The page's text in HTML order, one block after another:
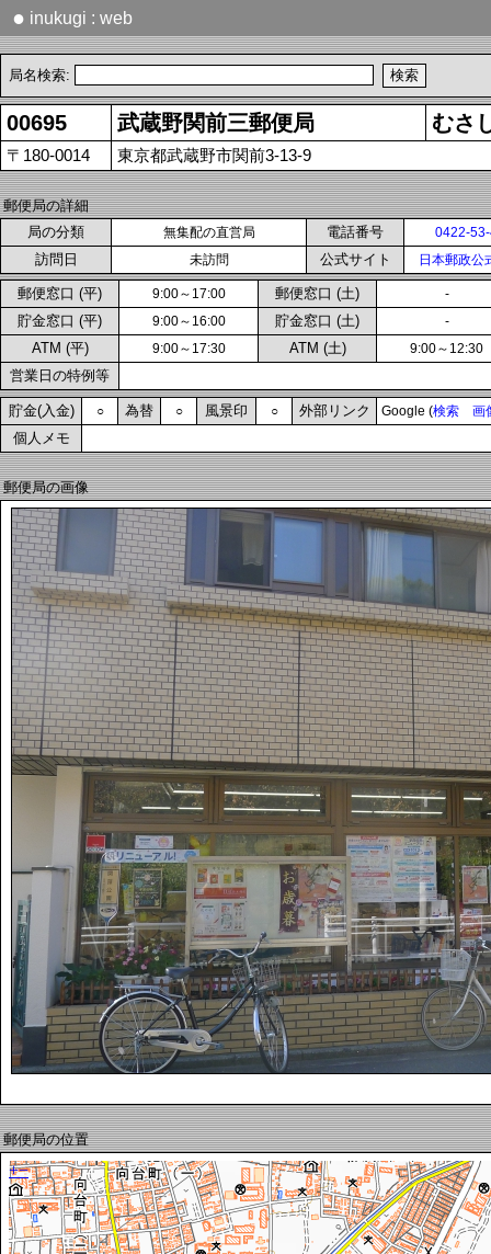
● inukugi : web
局名検索:
00695 武蔵野関前三郵便局 むさ
〒180-0014 東京都武蔵野市関前3-13-9
郵便局の詳細
局の分類
無集配の直営局 電話番号 0422-
訪問日 未訪問 公式サイト 日本郵政公
郵便窓口 (平) 9:00～17:00 郵便窓口 (土) -
貯金窓口 (平) 9:00～16:00 貯金窓口 (土) -
ATM (平) 9:00～17:30 ATM (土) 9:00～12:30
営業日の特例等
貯金(入金) ○ 為替 ○ 風景印 ○ 外部リンク Google (検索 画
個人メモ
郵便局の画像
郵便局の位置